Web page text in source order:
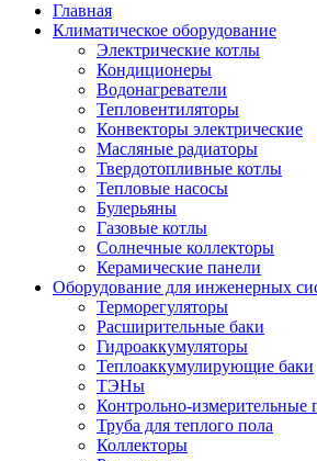
Главная
Климатическое оборудование
Электрические котлы
Кондиционеры
Водонагреватели
Тепловентиляторы
Конвекторы электрические
Масляные радиаторы
Твердотопливные котлы
Тепловые насосы
Булерьяны
Газовые котлы
Солнечные коллекторы
Керамические панели
Оборудование для инженерных
Терморегуляторы
Расширительные баки
Гидроаккумуляторы
Теплоаккумулирующие баки
ТЭНы
Контрольно-
Труба для теплого пола
Коллекторы